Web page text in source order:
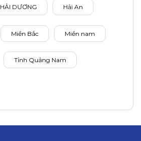
HẢI DƯƠNG Hải An
Miền Bắc Miền nam
Tỉnh Quảng Nam